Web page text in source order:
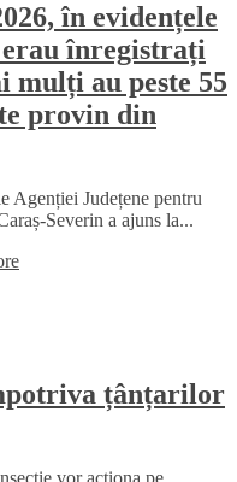
în evidențele
înregistrați
mulți au peste 55
provin din
Agenției Județene pentru
Severin a ajuns la...
țânțarilor
vor acționa pe